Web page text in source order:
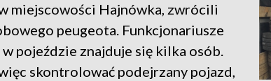
miejscowości Hajnówka, zwrócili
peugeota. Funkcjonariusze
w pojeździe znajduje się kilka osób.
skontrolować podejrzany pojazd,